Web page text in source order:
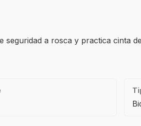
seguridad a rosca y practica